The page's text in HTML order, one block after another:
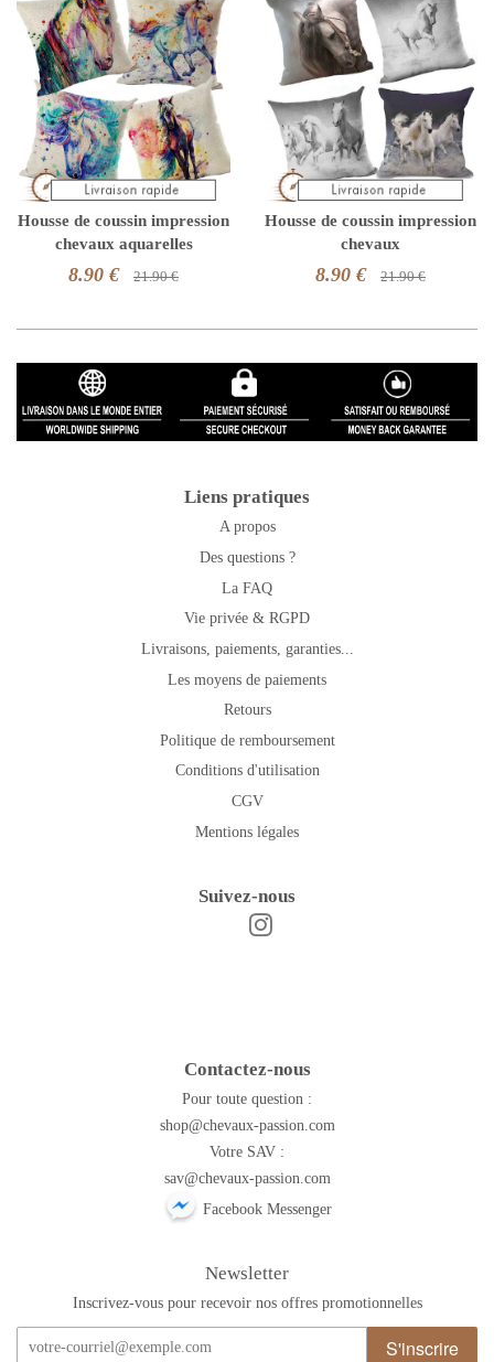
Housse de coussin impression
chevaux aquarelles
8.90 € 21.90 €
Housse de coussin impression
chevaux
8.90 € 21.90 €
Liens pratiques
A propos
Des questions ?
La FAQ
Vie privée & RGPD
Livraisons, paiements, garanties...
Les moyens de paiements
Retours
Politique de remboursement
Conditions d'utilisation
CGV
Mentions légales
Suivez-nous
Facebook
Contactez-nous
Pour toute question :
shop@chevaux-passion.com
Votre SAV :
sav@chevaux-passion.com
Facebook Messenger
Newsletter
Inscrivez-vous pour recevoir nos offres promotionnelles
S'inscrire